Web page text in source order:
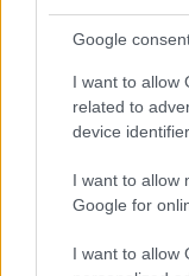
Google
I want to allow
related to
device
I want to allow
Google for
I want to allow
Continua a